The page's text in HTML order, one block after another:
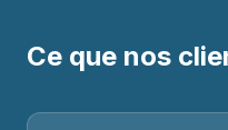
Ce que nos